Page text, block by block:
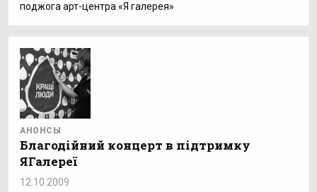
поджога арт-центра «Я галерея»
АНОНСЫ
Благодійний концерт в підтримку
ЯГалереї
12.10.2009